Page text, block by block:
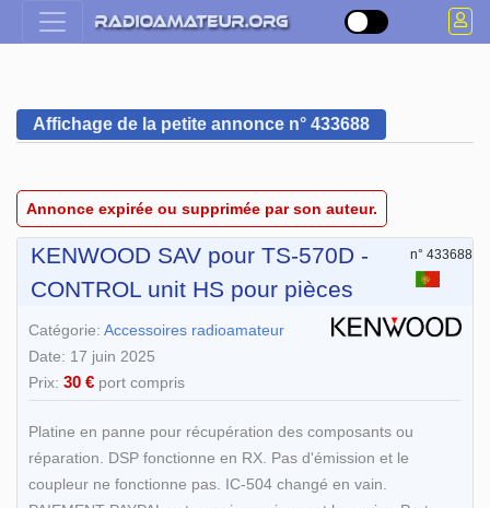
Affichage de la petite annonce n° 433688
Annonce expirée ou supprimée par son auteur.
KENWOOD SAV pour TS-570D -
CONTROL unit HS pour pièces
n° 433688
Catégorie: Accessoires radioamateur
Date: 17 juin 2025
Prix: 30 € port compris
Platine en panne pour récupération des composants ou
réparation. DSP fonctionne en RX. Pas d'émission et le
coupleur ne fonctionne pas. IC-504 changé en vain.